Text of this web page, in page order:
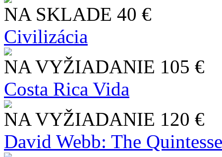
NA SKLADE 40 €
Civilizácia
NA VYŽIADANIE 105 €
Costa Rica Vida
NA VYŽIADANIE 120 €
David Webb: The